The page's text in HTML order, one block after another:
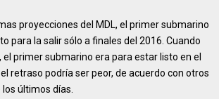
proyecciones del MDL, el primer submarino
para la salir sólo a finales del 2016. Cuando
primer submarino era para estar listo en el
retraso podría ser peor, de acuerdo con otros
últimos días.